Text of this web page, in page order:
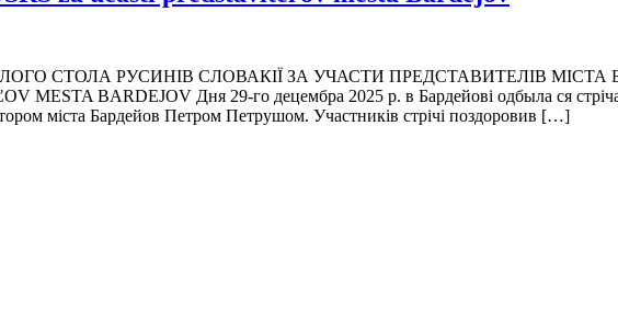
СТОЛА РУСИНІВ СЛОВАКІЇ ЗА УЧАСТИ ПРЕДСТАВИТЕЛІВ МІСТА
BARDEJOV Дня 29-го децембра 2025 р. в Бардейові одбыла ся стріча
міста Бардейов Петром Петрушом. Участників стрічі поздоровив […]